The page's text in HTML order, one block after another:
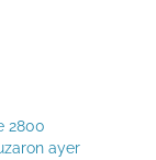
2800
ayer